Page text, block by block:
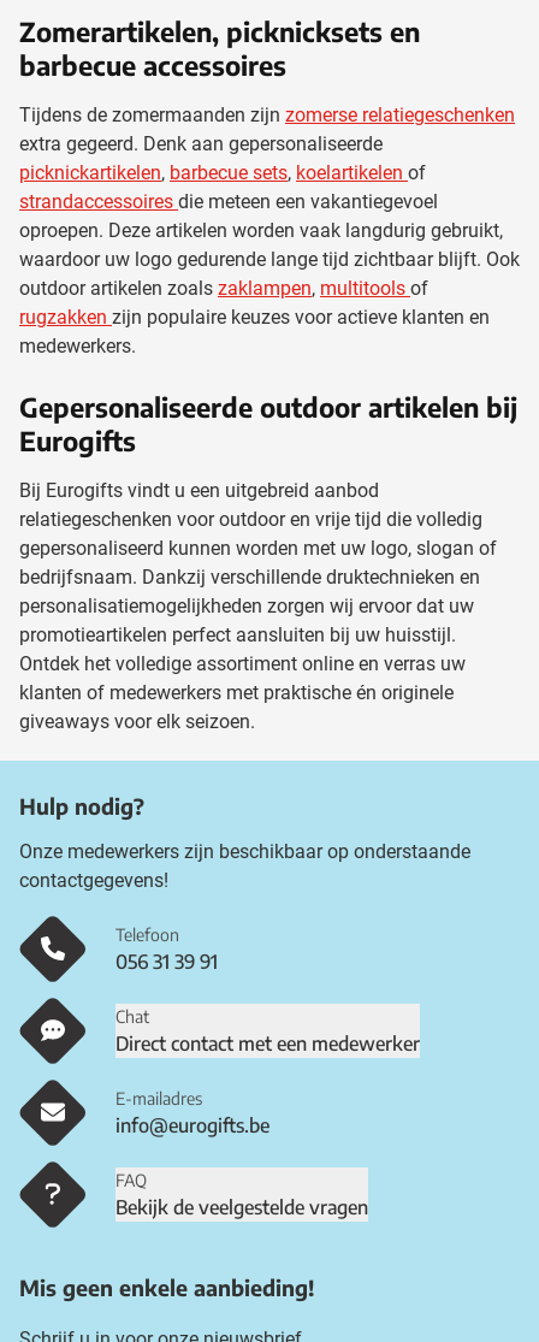
Zomerartikelen, picknicksets en
barbecue accessoires
Tijdens de zomermaanden zijn zomerse relatiegeschenken
extra gegeerd. Denk aan gepersonaliseerde
picknickartikelen, barbecue sets, koelartikelen of
strandaccessoires die meteen een vakantiegevoel
oproepen. Deze artikelen worden vaak langdurig gebruikt,
waardoor uw logo gedurende lange tijd zichtbaar blijft. Ook
outdoor artikelen zoals zaklampen, multitools of
rugzakken zijn populaire keuzes voor actieve klanten en
medewerkers.
Gepersonaliseerde outdoor artikelen bij
Eurogifts
Bij Eurogifts vindt u een uitgebreid aanbod
relatiegeschenken voor outdoor en vrije tijd die volledig
gepersonaliseerd kunnen worden met uw logo, slogan of
bedrijfsnaam. Dankzij verschillende druktechnieken en
personalisatiemogelijkheden zorgen wij ervoor dat uw
promotieartikelen perfect aansluiten bij uw huisstijl.
Ontdek het volledige assortiment online en verras uw
klanten of medewerkers met praktische én originele
giveaways voor elk seizoen.
Hulp nodig?
Onze medewerkers zijn beschikbaar op onderstaande
contactgegevens!
Telefoon
056 31 39 91
Chat
Direct contact met een medewerker
E-mailadres
info@eurogifts.be
FAQ
Bekijk de veelgestelde vragen
Mis geen enkele aanbieding!